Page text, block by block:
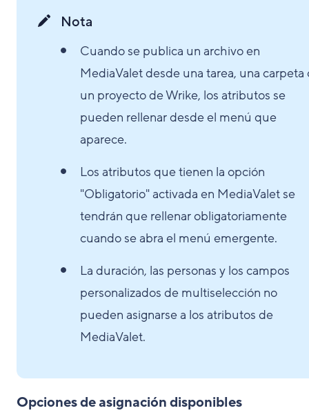
Nota
Cuando se publica un archivo en
MediaValet desde una tarea, una carpeta
un proyecto de Wrike, los atributos se
pueden rellenar desde el menú que
aparece.
Los atributos que tienen la opción
"Obligatorio" activada en MediaValet se
tendrán que rellenar obligatoriamente
cuando se abra el menú emergente.
La duración, las personas y los campos
personalizados de multiselección no
pueden asignarse a los atributos de
MediaValet.
Opciones de asignación disponibles